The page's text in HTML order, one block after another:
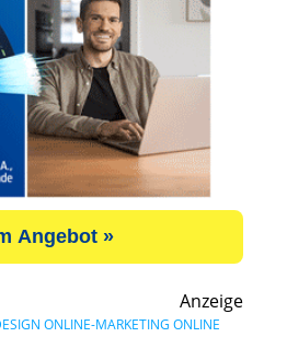
Angebot »
Anzeige